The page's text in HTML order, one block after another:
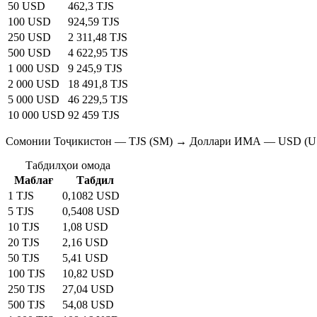
50 USD
462,3 TJS
100 USD
924,59 TJS
250 USD
2 311,48 TJS
500 USD
4 622,95 TJS
1 000 USD
9 245,9 TJS
2 000 USD
18 491,8 TJS
5 000 USD
46 229,5 TJS
10 000 USD 92 459 TJS
Сомонии Тоҷикистон — TJS (SM) → Доллари ИМА — USD
Табдилҳои омода
Маблағ
Табдил
1 TJS
0,1082 USD
5 TJS
0,5408 USD
10 TJS
1,08 USD
20 TJS
2,16 USD
50 TJS
5,41 USD
100 TJS
10,82 USD
250 TJS
27,04 USD
500 TJS
54,08 USD